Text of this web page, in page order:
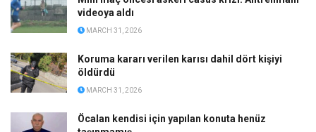
videoya aldı
MARCH 31, 2026
Koruma kararı verilen karısı dahil dört kişiyi
öldürdü
MARCH 31, 2026
Öcalan kendisi için yapılan konuta henüz